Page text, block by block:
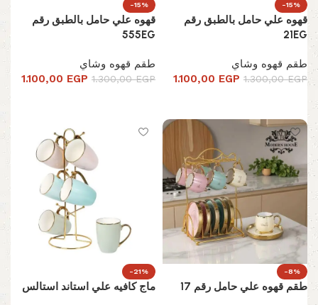
-15%
قهوه علي حامل بالطبق رقم
21EG
طقم قهوه وشاي
1.300,00EGP
1.100,00 EGP
-15%
قهوه علي حامل بالطبق رقم
555EG
طقم قهوه وشاي
1.300,00EGP
1.100,00 EGP
-8%
طقم قهوه علي حامل رقم 17
-21%
ماج كافيه علي استاند استالس